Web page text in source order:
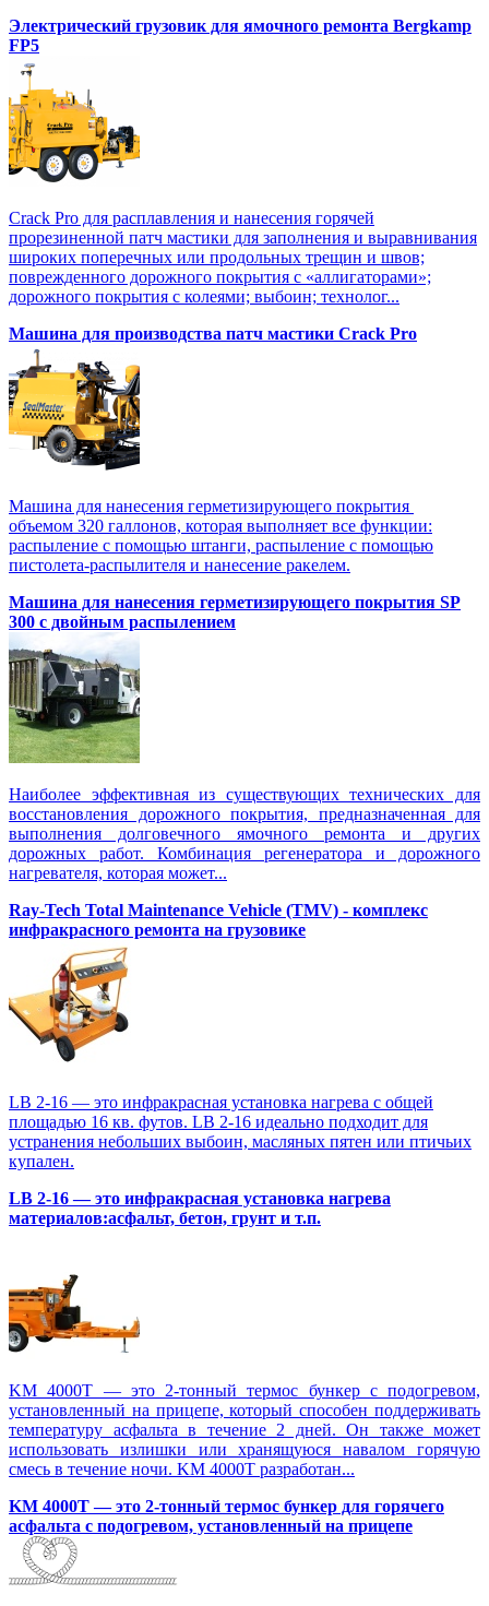
Электрический грузовик для ямочного ремонта Bergkamp
FP5
Crack Pro для расплавления и нанесения горячей
прорезиненной патч мастики для заполнения и выравнивания
широких поперечных или продольных трещин и швов;
поврежденного дорожного покрытия с «аллигаторами»;
дорожного покрытия с колеями; выбоин; технолог...
Машина для производства патч мастики Crack Pro
Машина для нанесения герметизирующего покрытия
объемом 320 галлонов, которая выполняет все функции:
распыление с помощью штанги, распыление с помощью
пистолета-распылителя и нанесение ракелем.
Машина для нанесения герметизирующего покрытия SP
300 с двойным распылением
Наиболее эффективная из существующих технических для
восстановления дорожного покрытия, предназначенная для
выполнения долговечного ямочного ремонта и других
дорожных работ. Комбинация регенератора и дорожного
нагревателя, которая может...
Ray-Tech Total Maintenance Vehicle (TMV) - комплекс
инфракрасного ремонта на грузовике
LB 2-16 — это инфракрасная установка нагрева с общей
площадью 16 кв. футов. LB 2-16 идеально подходит для
устранения небольших выбоин, масляных пятен или птичьих
купален.
LB 2-16 — это инфракрасная установка нагрева
материалов:асфальт, бетон, грунт и т.п.
KM 4000T — это 2-тонный термос бункер с подогревом,
установленный на прицепе, который способен поддерживать
температуру асфальта в течение 2 дней. Он также может
использовать излишки или хранящуюся навалом горячую
смесь в течение ночи. KM 4000T разработан...
KM 4000T — это 2-тонный термос бункер для горячего
асфальта с подогревом, установленный на прицепе